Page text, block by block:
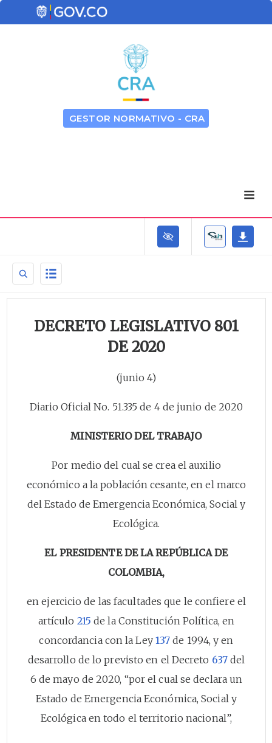
GESTOR NORMATIVO - CRA
DECRETO LEGISLATIVO 801
DE 2020
(junio 4)
Diario Oficial No. 51.335 de 4 de junio de 2020
MINISTERIO DEL TRABAJO
Por medio del cual se crea el auxilio
económico a la población cesante, en el marco
del Estado de Emergencia Económica, Social y
Ecológica.
EL PRESIDENTE DE LA REPÚBLICA DE
COLOMBIA,
en ejercicio de las facultades que le confiere el
artículo 215 de la Constitución Política, en
concordancia con la Ley 137 de 1994, y en
desarrollo de lo previsto en el Decreto 637del
6 de mayo de 2020, “por el cual se declara un
Estado de Emergencia Económica, Social y
Ecológica en todo el territorio nacional”,